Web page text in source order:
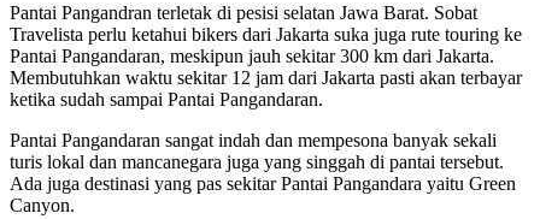
Pantai Pangandran terletak di pesisi selatan Jawa Barat. Sobat
Travelista perlu ketahui bikers dari Jakarta suka juga rute touring ke
Pantai Pangandaran, meskipun jauh sekitar 300 km dari Jakarta.
Membutuhkan waktu sekitar 12 jam dari Jakarta pasti akan terbayar
ketika sudah sampai Pantai Pangandaran.
Pantai Pangandaran sangat indah dan mempesona banyak sekali
turis lokal dan mancanegara juga yang singgah di pantai tersebut.
Ada juga destinasi yang pas sekitar Pantai Pangandara yaitu Green
Canyon.